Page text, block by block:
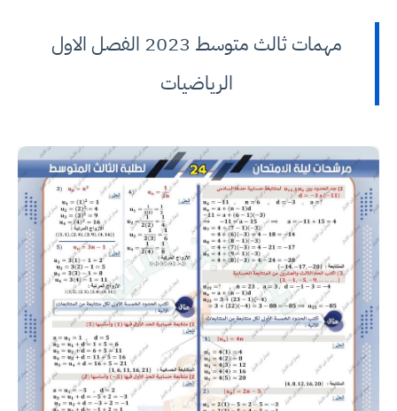
مهمات ثالث متوسط 2023 الفصل الاول
الرياضيات